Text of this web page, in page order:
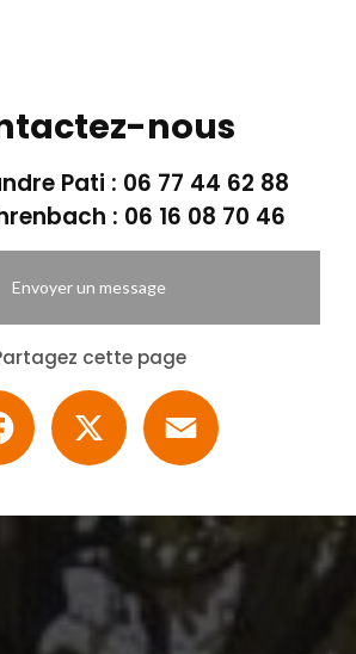
nous
Pati : 06 77 44 62 88
: 06 16 08 70 46
Envoyer un message
cette page
Facebook